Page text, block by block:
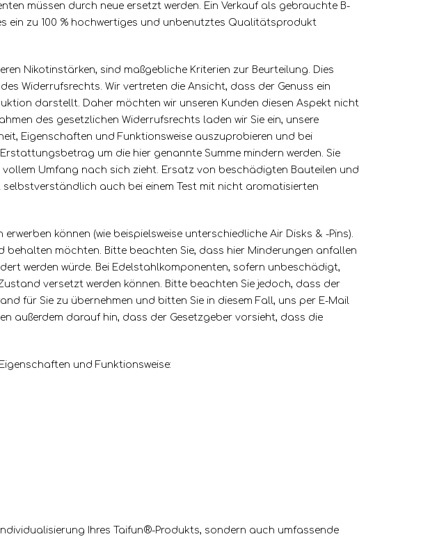
müssen durch neue ersetzt werden. Ein Verkauf als gebrauchte B-
ein zu 100 % hochwertiges und unbenutztes Qualitätsprodukt
Nikotinstärken, sind maßgebliche Kriterien zur Beurteilung. Dies
Widerrufsrechts. Wir vertreten die Ansicht, dass der Genuss ein
darstellt. Daher möchten wir unseren Kunden diesen Aspekt nicht
des gesetzlichen Widerrufsrechts laden wir Sie ein, unsere
Eigenschaften und Funktionsweise auszuprobieren und bei
um die hier genannte Summe mindern werden. Sie
Umfang nach sich zieht. Ersatz von beschädigten Bauteilen und
auch bei einem Test mit nicht aromatisierten
können (wie beispielsweise unterschiedliche Air Disks & -Pins).
möchten. Bitte beachten Sie, dass hier Minderungen anfallen
werden würde. Bei Edelstahlkomponenten, sofern unbeschädigt,
versetzt werden können. Bitte beachten Sie jedoch, dass der
für Sie zu übernehmen und bitten Sie in diesem Fall, uns per E-Mail
außerdem darauf hin, dass der Gesetzgeber vorsieht, dass die
und Funktionsweise:
Ihres Taifun®-Produkts, sondern auch umfassende